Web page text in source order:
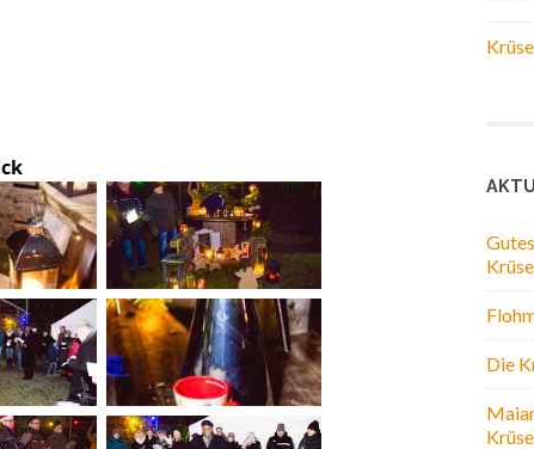
Die